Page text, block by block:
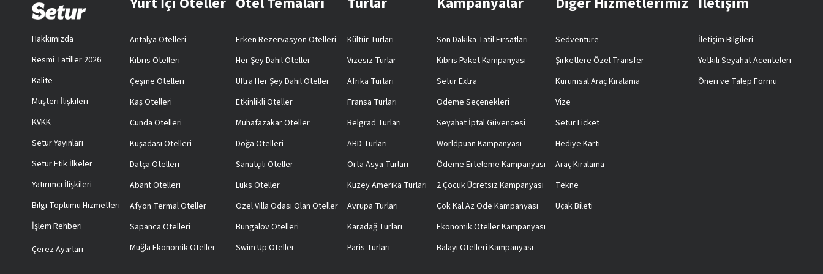
Hakkımızda
Resmi Tatiller 2026
Kalite
Müşteri İlişkileri
KVKK
Setur Yayınları
Setur Etik İlkeler
Yatırımcı İlişkileri
Bilgi Toplumu Hizmetleri
İşlem Rehberi
Çerez Ayarları
Antalya Otelleri
Kıbrıs Otelleri
Çeşme Otelleri
Kaş Otelleri
Cunda Otelleri
Kuşadası Otelleri
Datça Otelleri
Abant Otelleri
Afyon Termal Oteller
Sapanca Otelleri
Muğla Ekonomik Oteller
Erken Rezervasyon Otelleri
Her Şey Dahil Oteller
Ultra Her Şey Dahil Oteller
Etkinlikli Oteller
Muhafazakar Oteller
Doğa Otelleri
Sanatçılı Oteller
Lüks Oteller
Özel Villa Odası Olan Oteller
Bungalov Otelleri
Swim Up Oteller
Kültür Turları
Vizesiz Turlar
Afrika Turları
Fransa Turları
Belgrad Turları
ABD Turları
Orta Asya Turları
Kuzey Amerika Turları
Avrupa Turları
Karadağ Turları
Paris Turları
Son Dakika Tatil Fırsatları
Kıbrıs Paket Kampanyası
Setur Extra
Ödeme Seçenekleri
Seyahat İptal Güvencesi
Worldpuan Kampanyası
Ödeme Erteleme Kampanyası
2 Çocuk Ücretsiz Kampanyası
Çok Kal Az Öde Kampanyası
Ekonomik Oteller Kampanyası
Balayı Otelleri Kampanyası
Sedventure
Şirketlere Özel Transfer
Kurumsal Araç Kiralama
Vize
SeturTicket
Hediye Kartı
Araç Kiralama
Tekne
Uçak Bileti
İletişim Bilgileri
Yetkili Seyahat Acenteleri
Öneri ve Talep Formu